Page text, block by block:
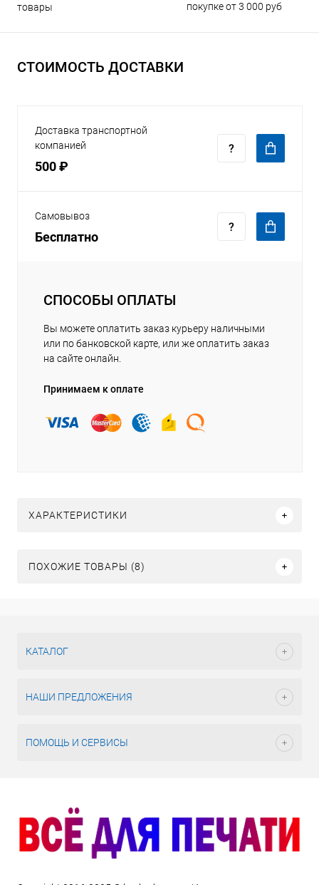
товары
покупке от 3 000 руб
СТОИМОСТЬ ДОСТАВКИ
Доставка транспортной
компанией
500 ₽
Самовывоз
Бесплатно
СПОСОБЫ ОПЛАТЫ
Вы можете оплатить заказ курьеру наличными
или по банковской карте, или же оплатить заказ
на сайте онлайн.
Принимаем к оплате
ХАРАКТЕРИСТИКИ
ПОХОЖИЕ ТОВАРЫ (8)
КАТАЛОГ
НАШИ ПРЕДЛОЖЕНИЯ
ПОМОЩЬ И СЕРВИСЫ